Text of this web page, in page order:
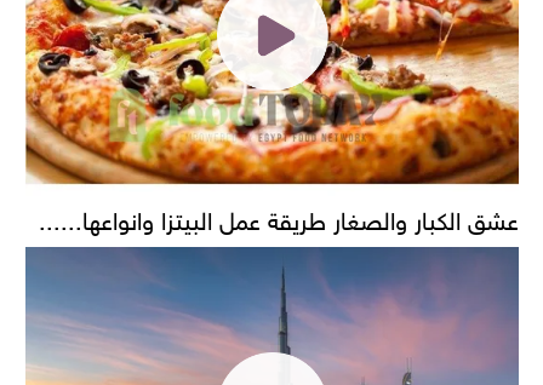
عشق الكبار والصغار طريقة عمل البيتزا وانواعها......